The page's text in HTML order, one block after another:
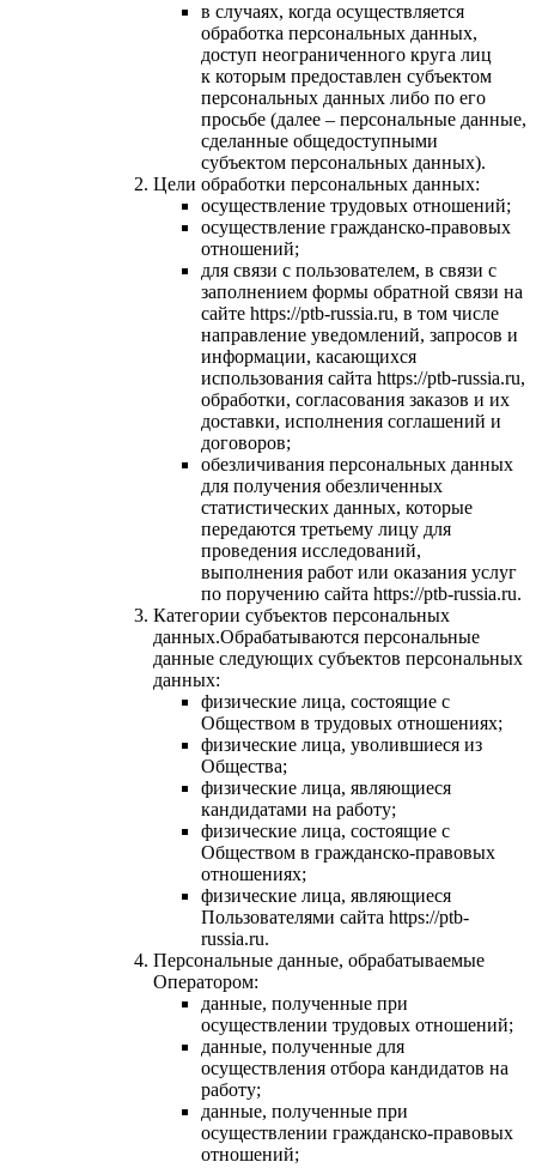
в случаях, когда осуществляется
обработка персональных данных,
доступ неограниченного круга лиц
к которым предоставлен субъектом
персональных данных либо по его
просьбе (далее – персональные данные,
сделанные общедоступными
субъектом персональных данных).
Цели обработки персональных данных:
осуществление трудовых отношений;
осуществление гражданско-правовых
отношений;
для связи с пользователем, в связи с
заполнением формы обратной связи на
сайте https://ptb-russia.ru, в том числе
направление уведомлений, запросов и
информации, касающихся
использования сайта https://ptb-russia.ru,
обработки, согласования заказов и их
доставки, исполнения соглашений и
договоров;
обезличивания персональных данных
для получения обезличенных
статистических данных, которые
передаются третьему лицу для
проведения исследований,
выполнения работ или оказания услуг
по поручению сайта https://ptb-russia.ru.
Категории субъектов персональных
данных.Обрабатываются персональные
данные следующих субъектов персональных
данных:
физические лица, состоящие с
Обществом в трудовых отношениях;
физические лица, уволившиеся из
Общества;
физические лица, являющиеся
кандидатами на работу;
физические лица, состоящие с
Обществом в гражданско-правовых
отношениях;
физические лица, являющиеся
Пользователями сайта https://ptb-
russia.ru.
Персональные данные, обрабатываемые
Оператором:
данные, полученные при
осуществлении трудовых отношений;
данные, полученные для
осуществления отбора кандидатов на
работу;
данные, полученные при
осуществлении гражданско-правовых
отношений;